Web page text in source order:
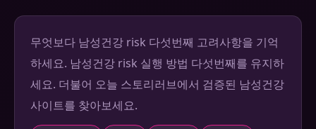
무엇보다 남성건강 risk 다섯번째 고려사항을 기억
하세요. 남성건강 risk 실행 방법 다섯번째를 유지하
세요. 더불어 오늘 스토리러브에서 검증된 남성건강
사이트를 찾아보세요.